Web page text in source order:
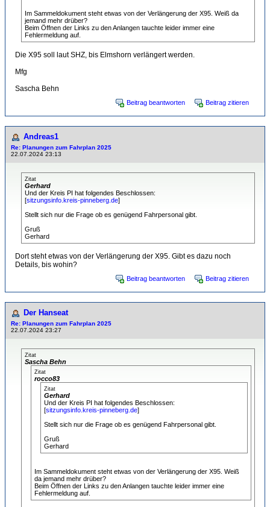
Im Sammeldokument steht etwas von der Verlängerung der X95. Weiß da
jemand mehr drüber?
Beim Öffnen der Links zu den Anlangen tauchte leider immer eine
Fehlermeldung auf.
Die X95 soll laut SHZ, bis Elmshorn verlängert werden.
Mfg
Sascha Behn
Beitrag beantworten Beitrag zitieren
Andreas1
Re: Planungen zum Fahrplan 2025
22.07.2024 23:13
Zitat
Gerhard
Und der Kreis PI hat folgendes Beschlossen:
[sitzungsinfo.kreis-pinneberg.de]
Stellt sich nur die Frage ob es genügend Fahrpersonal gibt.
Gruß
Gerhard
Dort steht etwas von der Verlängerung der X95. Gibt es dazu noch
Details, bis wohin?
Beitrag beantworten Beitrag zitieren
Der Hanseat
Re: Planungen zum Fahrplan 2025
22.07.2024 23:27
Zitat
Sascha Behn
Zitat
rocco83
Zitat
Gerhard
Und der Kreis PI hat folgendes Beschlossen:
[sitzungsinfo.kreis-pinneberg.de]
Stellt sich nur die Frage ob es genügend Fahrpersonal gibt.
Gruß
Gerhard
Im Sammeldokument steht etwas von der Verlängerung der X95. Weiß
da jemand mehr drüber?
Beim Öffnen der Links zu den Anlangen tauchte leider immer eine
Fehlermeldung auf.